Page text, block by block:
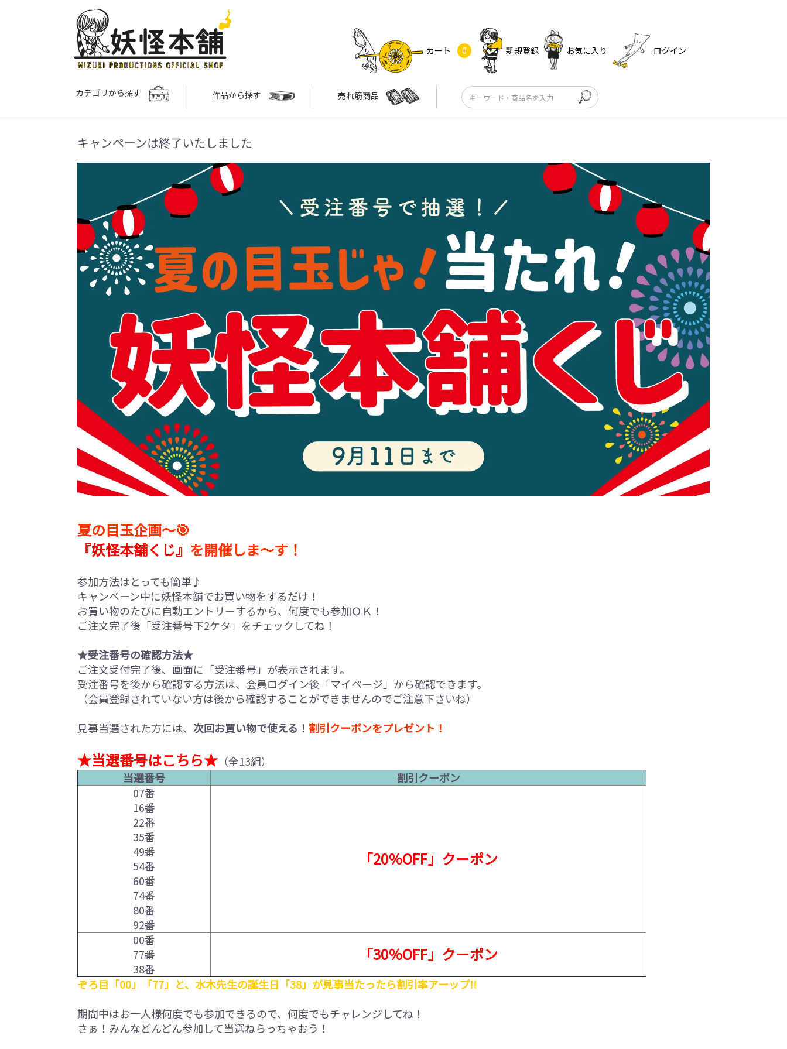
カート 0 新規登録 お気に入り ログイン
カテゴリから探す 作品から探す 売れ筋商品
キャンペーンは終了いたしました
夏の目玉企画～🎯
『妖怪本舗くじ』 を開催しま～す！
参加方法はとっても簡単♪
キャンペーン中に妖怪本舗でお買い物をするだけ！
お買い物のたびに自動エントリーするから、何度でも参加ＯＫ！
ご注文完了後「受注番号下2ケタ」をチェックしてね！
★受注番号の確認方法★
ご注文受付完了後、画面に「受注番号」が表示されます。
受注番号を後から確認する方法は、会員ログイン後「マイページ」から確認できます。
（会員登録されていない方は後から確認することができませんのでご注意下さいね）
見事当選された方には、 次回お買い物で使える！ 割引クーポンをプレゼント！
★当選番号はこちら★ （全13組）
当選番号
割引クーポン
07番
16番
22番
35番
49番
54番
60番
74番
80番
92番
「20％OFF」クーポン
00番
77番
38番
「30％OFF」クーポン
ぞろ目「00」「77」と、水木先生の誕生日「38」が見事当たったら割引率アーップ!!
期間中はお一人様何度でも参加できるので、何度でもチャレンジしてね！
さぁ！みんなどんどん参加して当選ねらっちゃおう！